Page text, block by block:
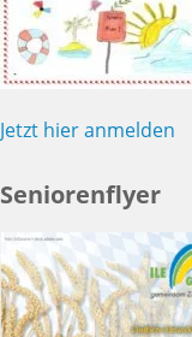
Jetzt hier anmelden
Seniorenflyer